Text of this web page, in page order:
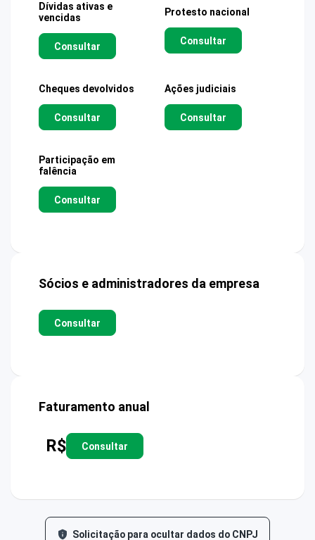
Dívidas ativas e
vencidas
Consultar
Protesto nacional
Consultar
Cheques devolvidos
Consultar
Ações judiciais
Consultar
Participação em
falência
Consultar
Sócios e administradores da empresa
Consultar
Faturamento anual
R$ Consultar
Solicitação para ocultar dados do CNPJ